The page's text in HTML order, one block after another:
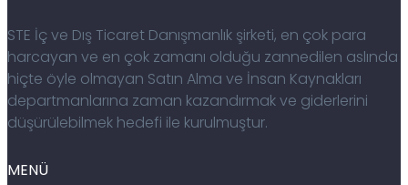
STE İç ve Dış Ticaret Danışmanlık şirketi, en çok para
harcayan ve en çok zamanı olduğu zannedilen aslında
hiçte öyle olmayan Satın Alma ve İnsan Kaynakları
departmanlarına zaman kazandırmak ve giderlerini
düşürülebilmek hedefi ile kurulmuştur.
MENÜ